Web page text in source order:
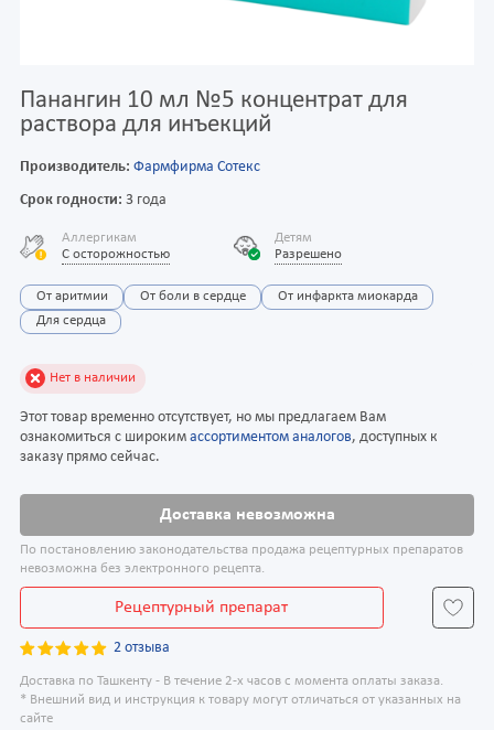
Панангин 10 мл №5 концентрат для
раствора для инъекций
Производитель: Фармфирма Сотекс
Срок годности: 3 года
Аллергикам
С осторожностью
Детям
Разрешено
От аритмии От боли в сердце
От инфаркта миокарда
Для сердца
Нет в наличии
Этот товар временно отсутствует, но мы предлагаем Вам
ознакомиться с широким ассортиментом аналогов, доступных к
заказу прямо сейчас.
Доставка невозможна
По постановлению законодательства продажа рецептурных препаратов
невозможна без электронного рецепта.
Рецептурный препарат
2 отзыва
Доставка по Ташкенту - В течение 2-х часов с момента оплаты заказа.
* Внешний вид и инструкция к товару могут отличаться от указанных на
сайте